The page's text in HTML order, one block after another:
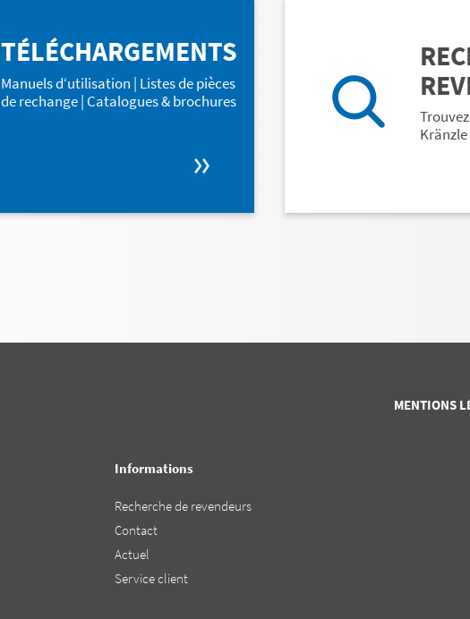
TÉLÉCHARGEMENTS
Manuels d‘utilisation | Listes de pièces
de rechange | Catalogues & brochures
Kränzle
MENTIONS
Informations
Recherche de revendeurs
Contact
Actuel
Service client